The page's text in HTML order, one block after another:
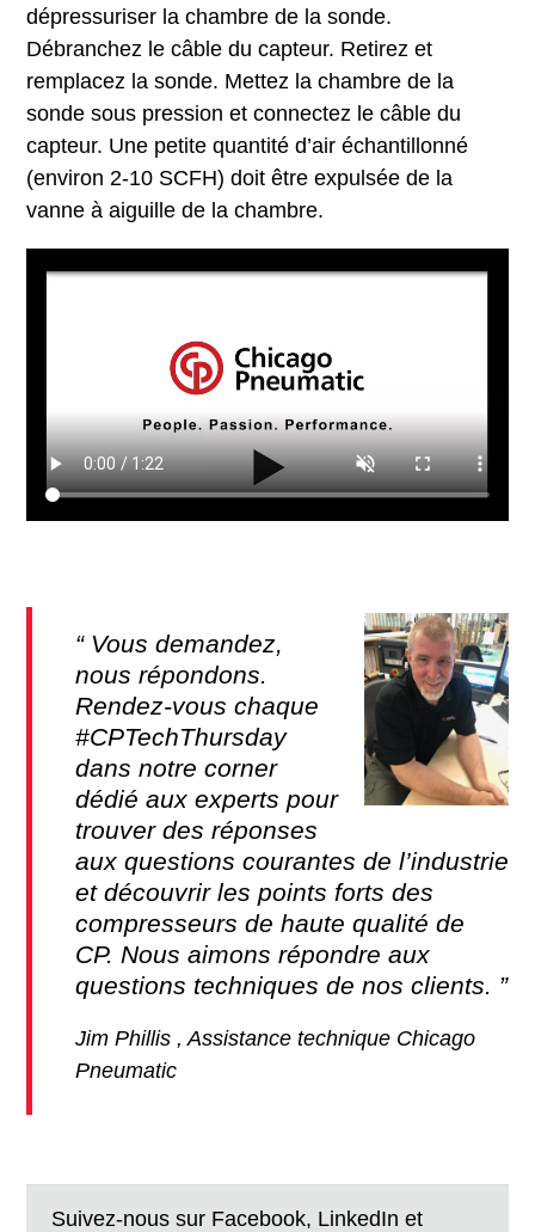
dépressuriser la chambre de la sonde.
Débranchez le câble du capteur. Retirez et
remplacez la sonde. Mettez la chambre de la
sonde sous pression et connectez le câble du
capteur. Une petite quantité d’air échantillonné
(environ 2-10 SCFH) doit être expulsée de la
vanne à aiguille de la chambre.
Vous demandez,
nous répondons.
Rendez-vous chaque
#CPTechThursday
dans notre corner
dédié aux experts pour
trouver des réponses
aux questions courantes de l’industrie
et découvrir les points forts des
compresseurs de haute qualité de
CP. Nous aimons répondre aux
questions techniques de nos clients.
Jim Phillis , Assistance technique Chicago
Pneumatic
Suivez-nous sur Facebook, LinkedIn et